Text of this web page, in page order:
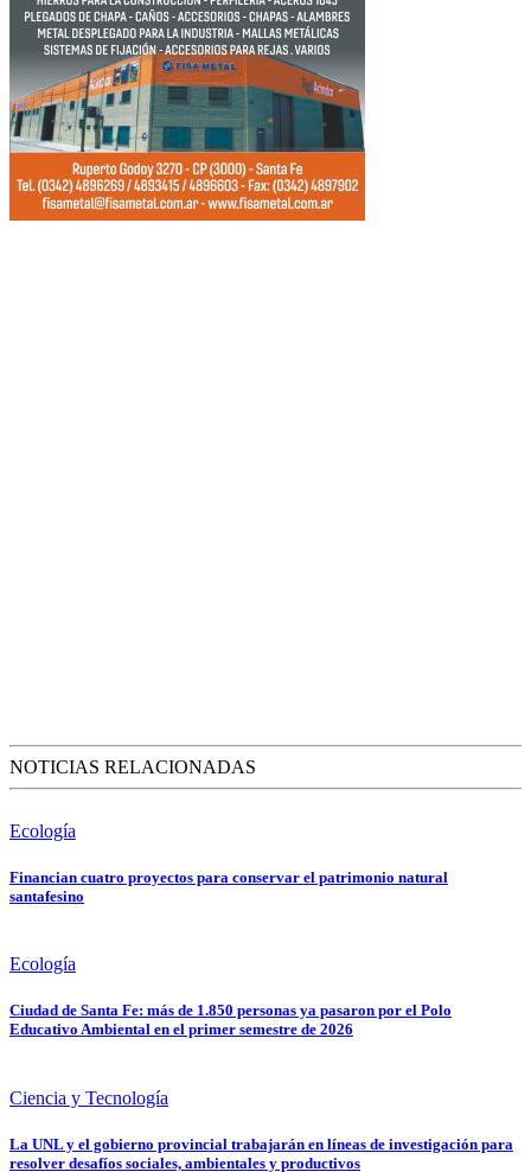
NOTICIAS RELACIONADAS
Ecología
Financian cuatro proyectos para conservar el patrimonio natural
santafesino
Ecología
Ciudad de Santa Fe: más de 1.850 personas ya pasaron por el Polo
Educativo Ambiental en el primer semestre de 2026
Ciencia y Tecnología
La UNL y el gobierno provincial trabajarán en líneas de investigación para
resolver desafíos sociales, ambientales y productivos